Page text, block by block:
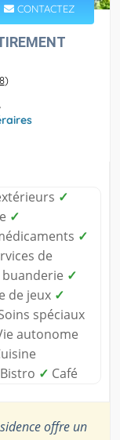
CONTACTEZ
)
✓
✓
✓
de
buanderie ✓
de jeux ✓
spéciaux
autonome
Bistro ✓ Café
offre un